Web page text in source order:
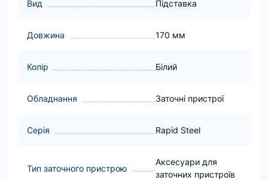
Вид Підставка
Довжина 170 мм
Колір Білий
Обладнання Заточні пристрої
Серія Rapid Steel
Тип заточного пристрою
Аксесуари для
заточних пристроїв